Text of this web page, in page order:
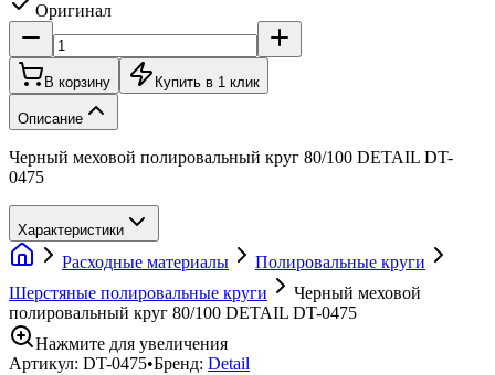
Оригинал
В корзину Купить в 1 клик
Описание
Черный меховой полировальный круг 80/100 DETAIL DT-
0475
Характеристики
Расходные материалы
Полировальные круги
Шерстяные полировальные круги
Черный меховой
полировальный круг 80/100 DETAIL DT-0475
Нажмите для увеличения
Артикул: DT-0475•Бренд: Detail